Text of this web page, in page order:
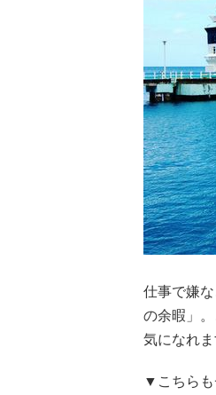
仕事で嫌
の余暇」
気になれ
▼こちらも